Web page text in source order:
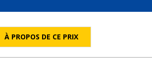
À PROPOS DE CE PRIX